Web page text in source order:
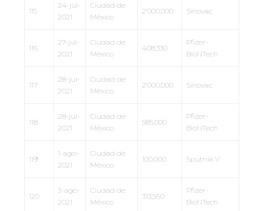
115
24-jul-
2021
Ciudad de
México
2’000,000 Sinovac
116
27-jul-
2021
Ciudad de
México
408,330
Pfizer-
BioNTech
117
28-jul-
2021
Ciudad de
México
2’000,000 Sinovac
118
28-jul-
2021
Ciudad de
México
585,000
Pfizer-
BioNTech
119
1-ago-
2021
Ciudad de
México
100,000 Sputnik V
120
3-ago-
2021
Ciudad de
México
313,560
Pfizer-
BioNTech